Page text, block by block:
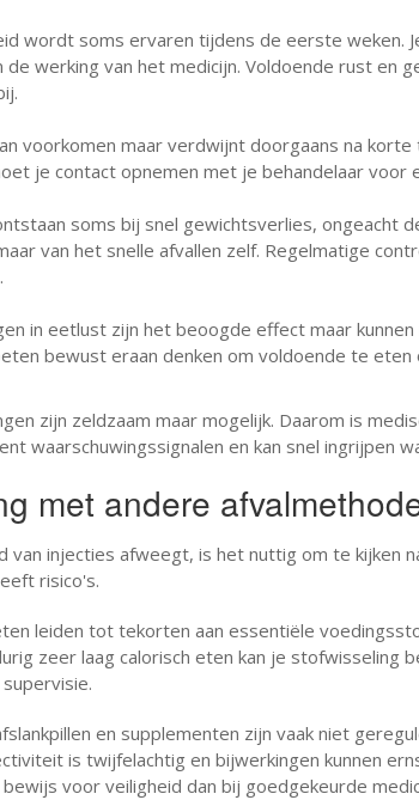
wordt soms ervaren tijdens de eerste weken.
de werking van het medicijn. Voldoende rust en
voorkomen maar verdwijnt doorgaans na
je contact opnemen met je behandelaar voor
soms bij snel gewichtsverlies, ongeacht
van het snelle afvallen zelf. Regelmatige
in eetlust zijn het beoogde effect maar
bewust eraan denken om voldoende te
zijn zeldzaam maar mogelijk. Daarom is
waarschuwingssignalen en kan snel ingrijpen
met andere
van injecties afweegt, is het nuttig om te kijken
risico's.
leiden tot tekorten aan essentiële
zeer laag calorisch eten kan je stofwisseling
en supplementen zijn vaak niet
is twijfelachtig en bijwerkingen kunnen
voor veiligheid dan bij goedgekeurde